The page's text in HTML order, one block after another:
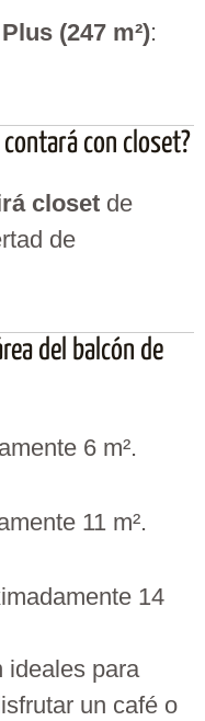
(247 m²):
con closet?
closet de
de
del balcón de
6 m².
11 m².
14
ideales para
un café o